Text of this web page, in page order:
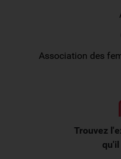
Association des
Trouvez